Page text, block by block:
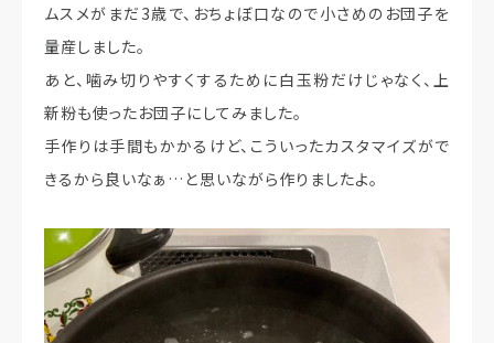
ムスメがまだ3歳で、おちょぼ口なので小さめのお団子を
量産しました。
あと、噛み切りやすくするために白玉粉だけじゃなく、上
新粉も使ったお団子にしてみました。
手作りは手間もかかるけど、こういったカスタマイズがで
きるから良いなぁ…と思いながら作りましたよ。